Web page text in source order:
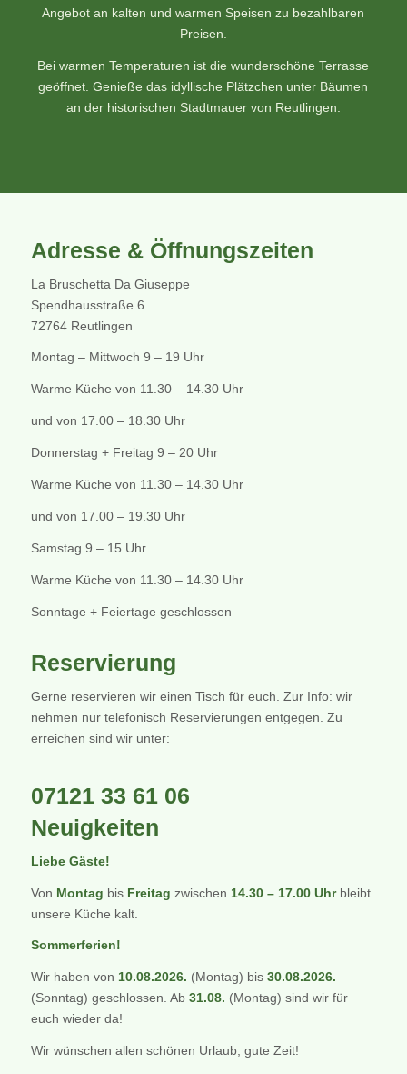
Angebot an kalten und warmen Speisen zu bezahlbaren
Preisen.
Bei warmen Temperaturen ist die wunderschöne Terrasse
geöffnet. Genieße das idyllische Plätzchen unter Bäumen
an der historischen Stadtmauer von Reutlingen.
Adresse & Öffnungszeiten
La Bruschetta Da Giuseppe
Spendhausstraße 6
72764 Reutlingen
Montag – Mittwoch 9 – 19 Uhr
Warme Küche von 11.30 – 14.30 Uhr
und von 17.00 – 18.30 Uhr
Donnerstag + Freitag 9 – 20 Uhr
Warme Küche von 11.30 – 14.30 Uhr
und von 17.00 – 19.30 Uhr
Samstag 9 – 15 Uhr
Warme Küche von 11.30 – 14.30 Uhr
Sonntage + Feiertage geschlossen
Reservierung
Gerne reservieren wir einen Tisch für euch. Zur Info: wir
nehmen nur telefonisch Reservierungen entgegen. Zu
erreichen sind wir unter:
07121 33 61 06
Neuigkeiten
Liebe Gäste!
Von Montag bis Freitag zwischen 14.30 – 17.00 Uhrbleibt
unsere Küche kalt.
Sommerferien!
Wir haben von 10.08.2026. (Montag) bis 30.08.2026.
(Sonntag) geschlossen. Ab 31.08. (Montag) sind wir für
euch wieder da!
Wir wünschen allen schönen Urlaub, gute Zeit!